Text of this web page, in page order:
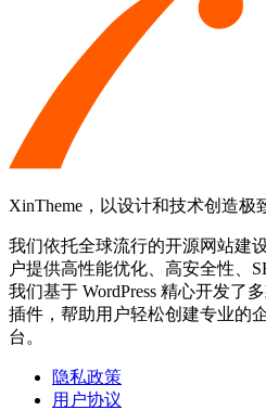
XinTheme，以设计和技术创造极
我们依托全球流行的开源网站建
户提供高性能优化、高安全性、
我们基于 WordPress 精心开发了
插件，帮助用户轻松创建专业的
台。
隐私政策
用户协议